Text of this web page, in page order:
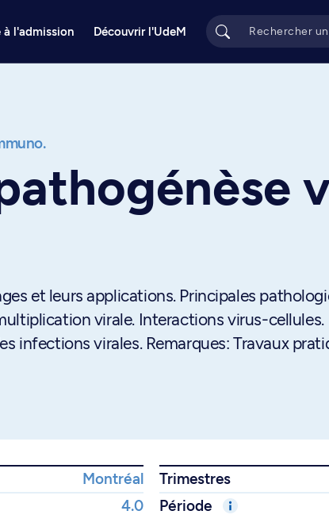
à l'admission Découvrir l'UdeM
et leurs applications. Principales
virale. Interactions virus-cellules.
infections virales. Remarques: Travaux
Montréal
Trimestres
4.0 Période